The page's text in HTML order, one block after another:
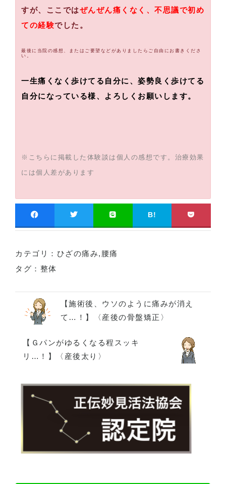
すが、ここではぜんぜん痛くなく、不思議で初め
ての経験でした。
最後に当院の感想、またはご要望などがありましたらご自由にお書きくださ
い。
一生痛くなく歩けてる自分に、姿勢良く歩けてる
自分になっている様、よろしくお願いします。
※こちらに掲載した体験談は個人の感想です。治療効果
には個人差があります
B!
カテゴリ： ひざの痛み, 腰痛
タグ： 整体
【施術後、ウソのように痛みが消え
て…！】〈産後の骨盤矯正〉
【Ｇパンがゆるくなる程スッキ
リ…！】〈産後太り〉